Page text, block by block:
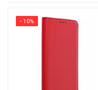
- 10%